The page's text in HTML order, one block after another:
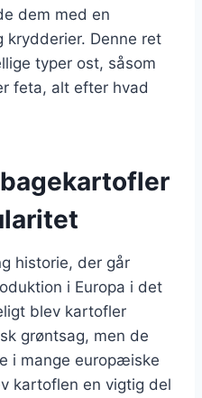
dem med en
krydderier. Denne ret
typer ost, såsom
feta, alt efter hvad
historie, der går
i Europa i det
blev kartofler
grøntsag, men de
i mange europæiske
kartoflen en vigtig del